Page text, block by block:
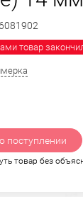
товар
поступлении
товар без